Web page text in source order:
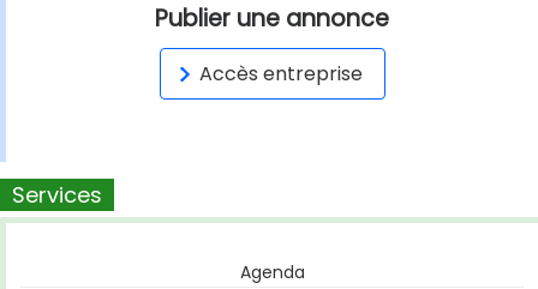
Publier une annonce
Accès entreprise
Services
Agenda